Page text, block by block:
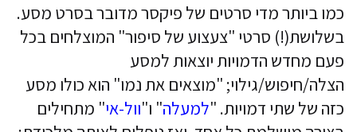
כמו ביותר מדי סרטים של פיקסר מדובר בסרט מסע.
בשלושת(!) סרטי "צעצוע של סיפור" המוצלחים בכל
פעם מחדש הדמויות יוצאות למסע
הצלה/חיפוש/גילוי; "מוצאים את נמו" הוא כולו מסע
כזה של שתי דמויות. "למעלה" ו"וול-אי" מתחילים